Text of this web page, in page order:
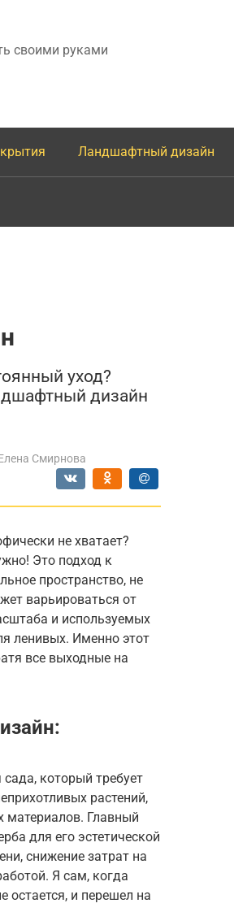
своими руками
Ландшафтный дизайн
уход?
дизайн
Смирнова
не хватает?
Это подход к
пространство, не
варьироваться от
и используемых
ленивых. Именно этот
все выходные на
который требует
растений,
материалов. Главный
для его эстетической
снижение затрат на
Я сам, когда
остается, и перешел на